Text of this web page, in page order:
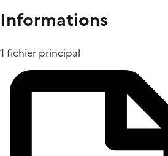
Informations
1 fichier principal